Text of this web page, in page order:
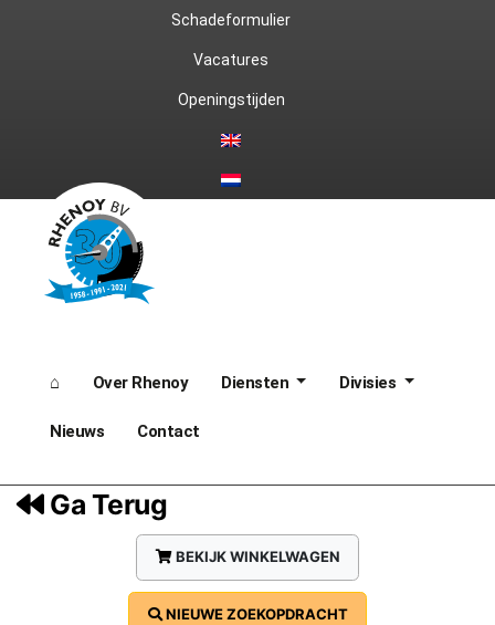
Schadeformulier
Vacatures
Openingstijden
⌂ Over Rhenoy Diensten Divisies
Nieuws Contact
Ga Terug
BEKIJK WINKELWAGEN
NIEUWE ZOEKOPDRACHT